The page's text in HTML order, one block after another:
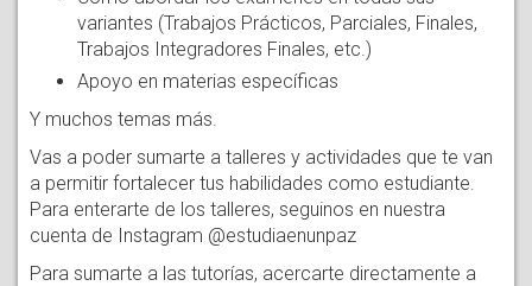
variantes (Trabajos Prácticos, Parciales, Finales,
Trabajos Integradores Finales, etc.)
Apoyo en materias específicas
Y muchos temas más.
Vas a poder sumarte a talleres y actividades que te van
a permitir fortalecer tus habilidades como estudiante.
Para enterarte de los talleres, seguinos en nuestra
cuenta de Instagram @estudiaenunpaz
Para sumarte a las tutorías, acercarte directamente a